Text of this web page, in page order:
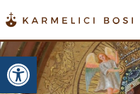
Otwórz pasek narzędzi